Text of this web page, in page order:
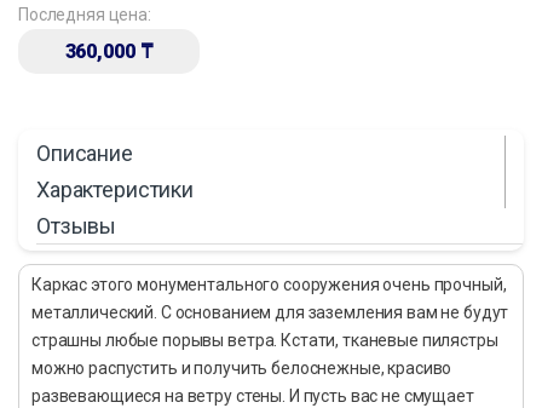
Последняя цена:
360,000 ₸
Описание
Характеристики
Отзывы
Каркас этого монументального сооружения очень прочный,
металлический. С основанием для заземления вам не будут
страшны любые порывы ветра. Кстати, тканевые пилястры
можно распустить и получить белоснежные, красиво
развевающиеся на ветру стены. И пусть вас не смущает